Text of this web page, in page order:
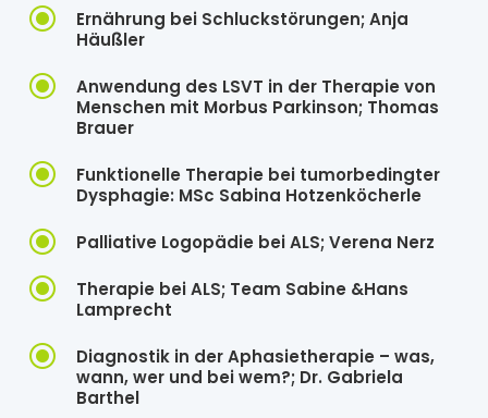
\
Ernährung bei Schluckstörungen; Anja
Häußler
\
Anwendung des LSVT in der Therapie von
Menschen mit Morbus Parkinson; Thomas
Brauer
\
Funktionelle Therapie bei tumorbedingter
Dysphagie: MSc Sabina Hotzenköcherle
\ Palliative Logopädie bei ALS; Verena Nerz
\
Therapie bei ALS; Team Sabine &Hans
Lamprecht
\
Diagnostik in der Aphasietherapie – was,
wann, wer und bei wem?; Dr. Gabriela
Barthel